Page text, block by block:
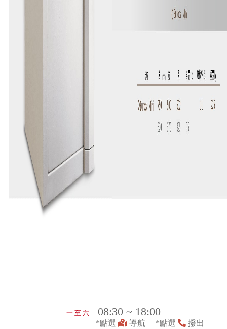
一 至 六 08:30 ~ 18:00
*點選 導航 *點選 撥出